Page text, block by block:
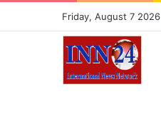
Friday, August 7 2026